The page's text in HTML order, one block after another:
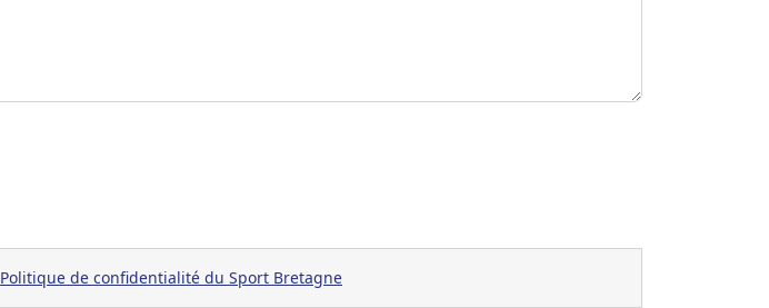
Politique de confidentialité du Sport Bretagne